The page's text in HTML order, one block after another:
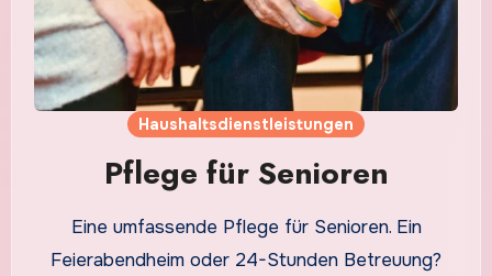
Haushaltsdienstleistungen
Pflege für Senioren
Eine umfassende Pflege für Senioren. Ein
Feierabendheim oder 24-Stunden Betreuung?